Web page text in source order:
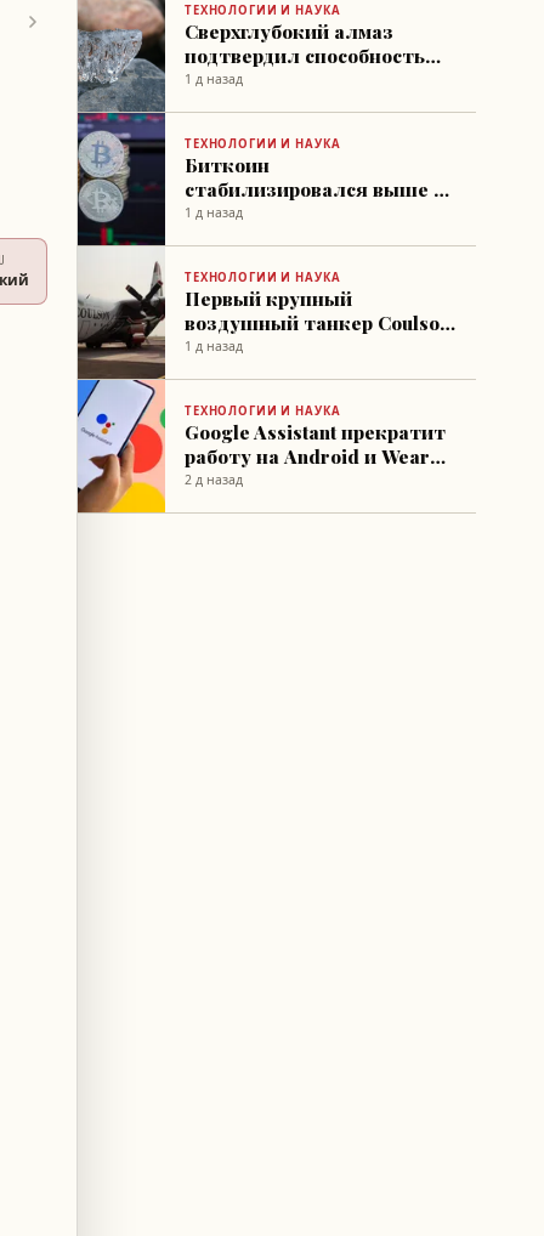
ТЕХНОЛОГИИ И НАУКА
Сверхглубокий алмаз
подтвердил способность
гётита переносить воду в
1 д назад
ТЕХНОЛОГИИ И НАУКА
Биткоин
стабилизировался выше 64
тыс. долларов на фоне
1 д назад
ТЕХНОЛОГИИ И НАУКА
Первый крупный
воздушный танкер Coulson
C-130H заключён под
1 д назад
ТЕХНОЛОГИИ И НАУКА
Google Assistant прекратит
работу на Android и Wear
OS с 4 сентября
2 д назад